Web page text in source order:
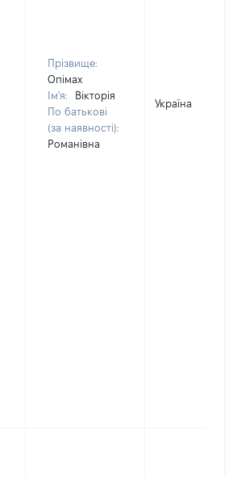
Прізвище:
Опімах
Ім'я:
Вікторія
По батькові
(за наявності):
Романівна
Україна